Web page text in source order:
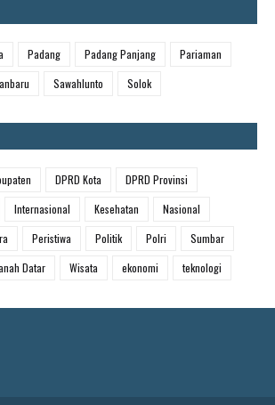
Padang Padang Panjang
Pariaman
Sawahlunto Solok
DPRD Kota
DPRD Provinsi
Internasional Kesehatan
Nasional
Peristiwa Politik Polri
Sumbar
Datar Wisata ekonomi teknologi